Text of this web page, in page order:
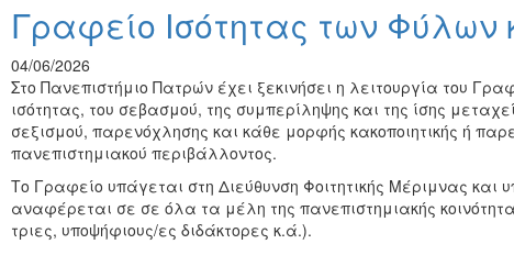
Γραφείο Ισότητας των
04/06/2026
Στο Πανεπιστήμιο Πατρών έχει ξεκινήσει η λειτουργία του
ισότητας, του σεβασμού, της συμπερίληψης και της ίσης
σεξισμού, παρενόχλησης και κάθε μορφής κακοποιητικής ή
πανεπιστημιακού περιβάλλοντος.
Το Γραφείο υπάγεται στη Διεύθυνση Φοιτητικής Μέριμνας και
αναφέρεται σε σε όλα τα μέλη της πανεπιστημιακής
τριες, υποψήφιους/ες διδάκτορες κ.ά.).